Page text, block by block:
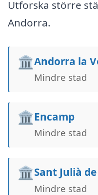
Utforska större
Andorra.
🏛️Andorra la
Mindre stad
🏛️Encamp
Mindre stad
🏛️Sant Julià
Mindre stad